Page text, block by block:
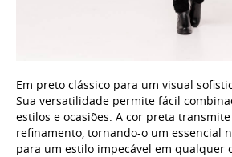
Em preto clássico para um visual
Sua versatilidade permite fácil
estilos e ocasiões. A cor preta
refinamento, tornando-o um essencial
para um estilo impecável em qualquer